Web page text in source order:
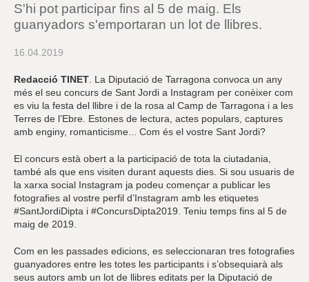
a
u
S'hi pot participar fins al 5 de maig. Els
guanyadors s'emportaran un lot de llibres.
16.04.2019
Redacció TINET . La Diputació de Tarragona convoca un any
més el seu concurs de Sant Jordi a Instagram per conèixer com
es viu la festa del llibre i de la rosa al Camp de Tarragona i a les
Terres de l’Ebre. Estones de lectura, actes populars, captures
amb enginy, romanticisme... Com és el vostre Sant Jordi?
El concurs està obert a la participació de tota la ciutadania,
també als que ens visiten durant aquests dies. Si sou usuaris de
la xarxa social Instagram ja podeu començar a publicar les
fotografies al vostre perfil d’Instagram amb les etiquetes
#SantJordiDipta i #ConcursDipta2019. Teniu temps fins al 5 de
maig de 2019.
Com en les passades edicions, es seleccionaran tres fotografies
guanyadores entre les totes les participants i s’obsequiarà als
seus autors amb un lot de llibres editats per la Diputació de